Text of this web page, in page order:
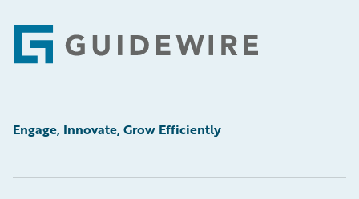
Footer
Engage, Innovate, Grow Efficiently